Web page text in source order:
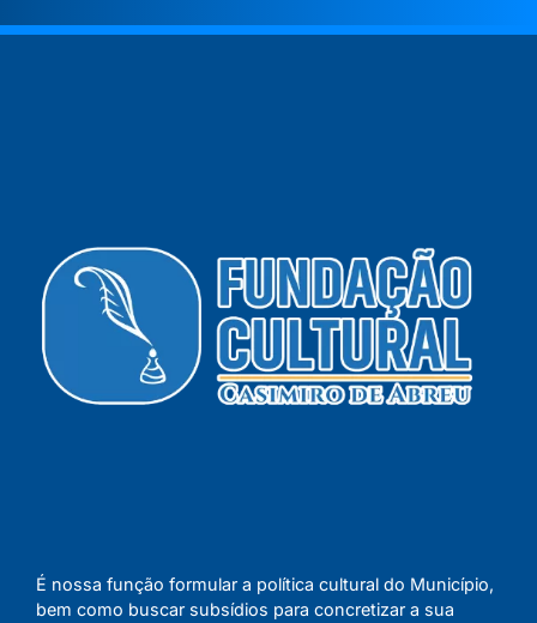
É nossa função formular a política cultural do Município,
bem como buscar subsídios para concretizar a sua